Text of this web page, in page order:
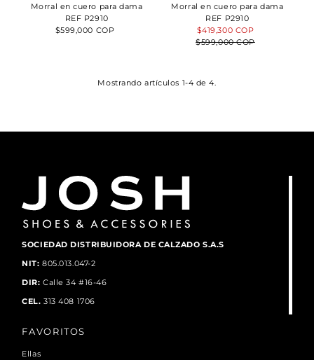
Morral en cuero para dama
REF P2910
Precio
$599,000 COP
Morral en cuero para dama
REF P2910
Precio
de
$419,300 COP
$599,000 COP
Mostrando artículos 1-4 de 4.
SOCIEDAD DISTRIBUIDORA DE CALZADO S.A.S
NIT: 805.013.047-2
DIR:Calle 34 #16-46
CEL.313 408 1706
FAVORITOS
Ellas